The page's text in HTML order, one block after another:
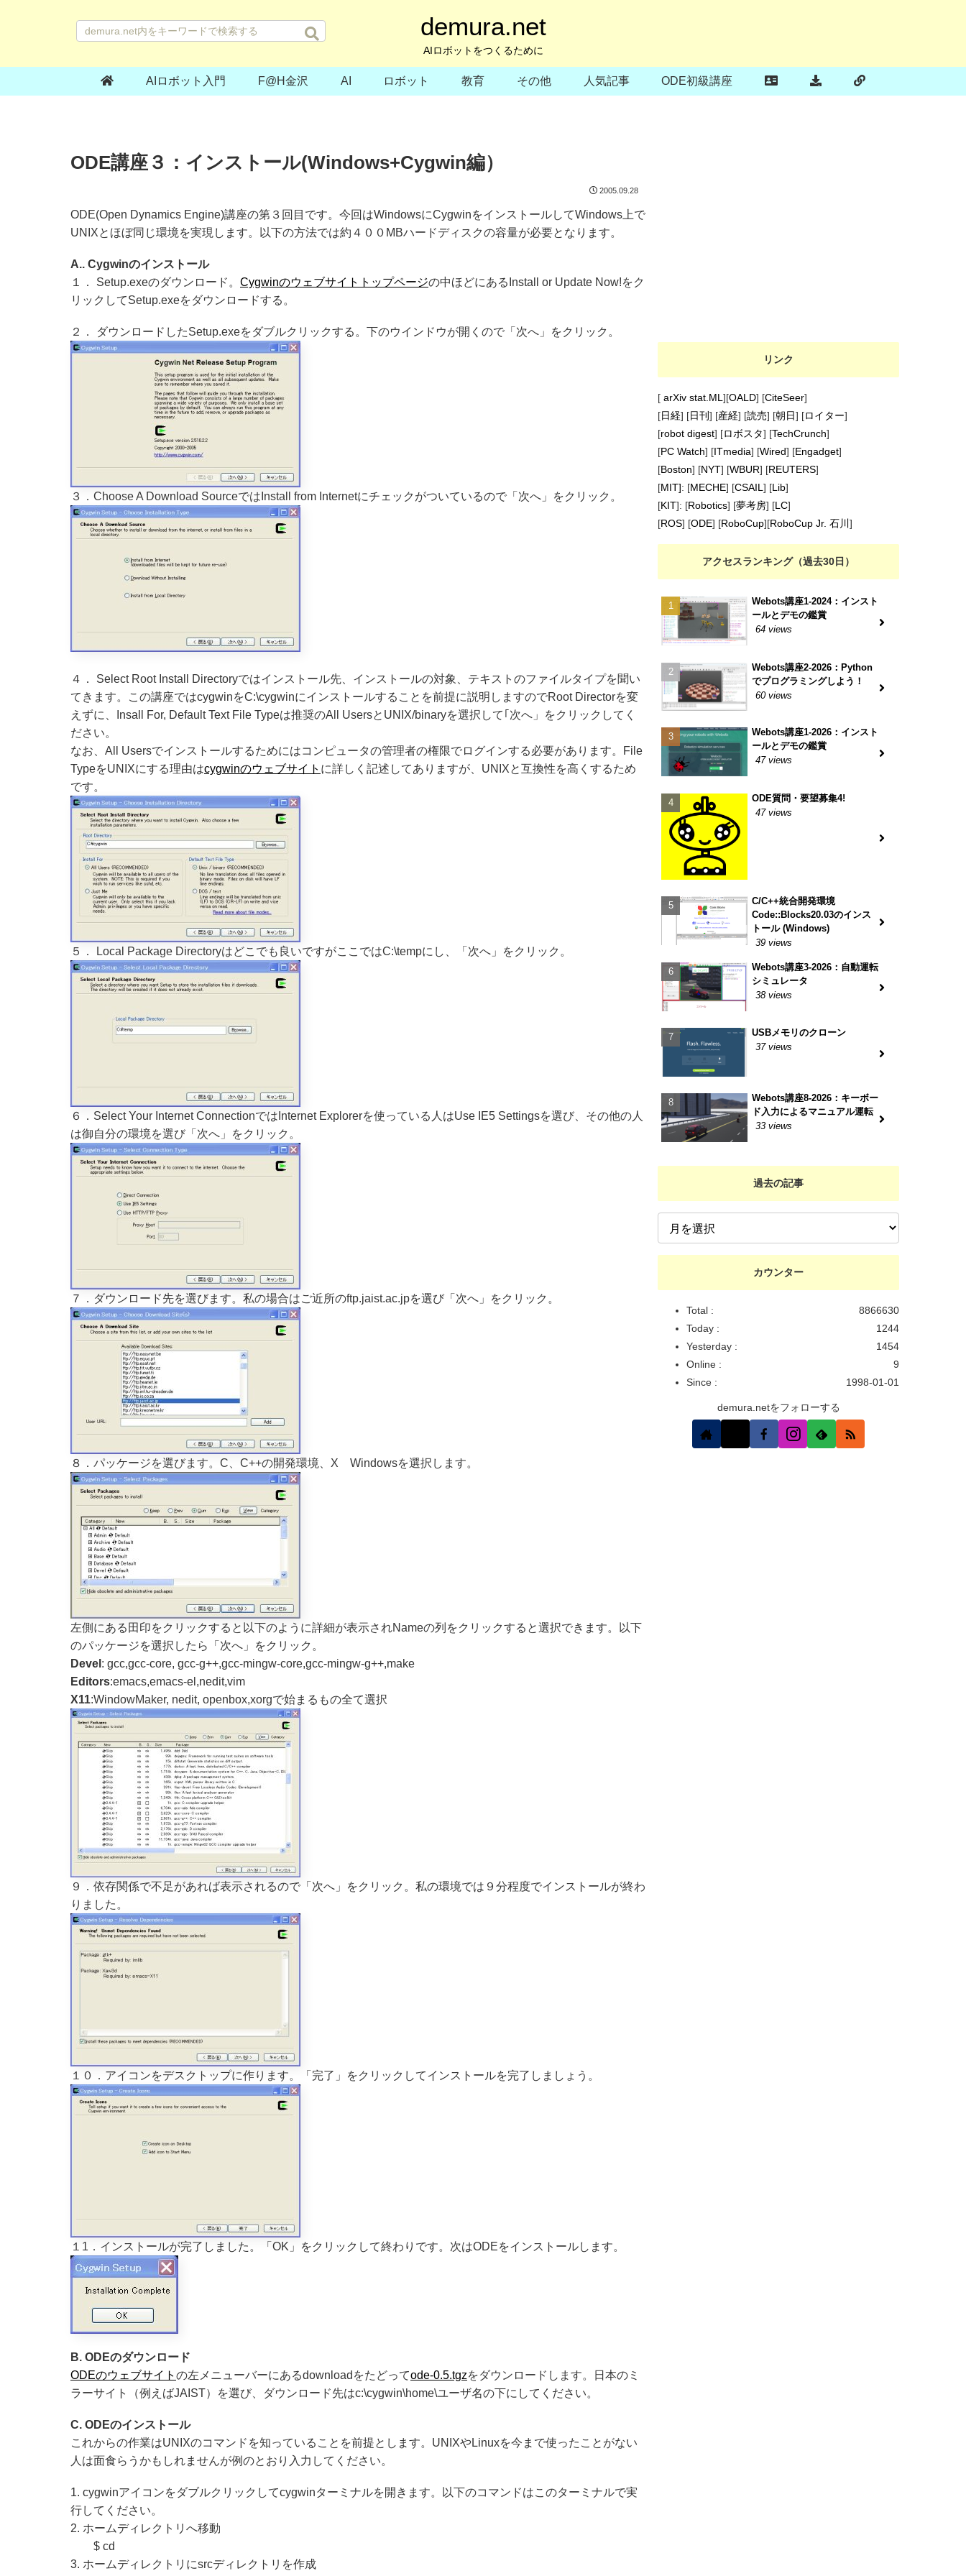
demura.net
AIロボットをつくるために
AIロボット入門 F@H金沢 AI ロボット 教育 その他 人気記事 ODE初級講座
ODE講座３：インストール(Windows+Cygwin編）
2005.09.28
ODE(Open Dynamics Engine)講座の第３回目です。今回はWindowsにCygwinをインストールしてWindows上で
UNIXとほぼ同じ環境を実現します。以下の方法では約４００MBハードディスクの容量が必要となります。
A.. Cygwinのインストール
１． Setup.exeのダウンロード。 Cygwinのウェブサイトトップページの中ほどにあるInstall or Update Now!をク
リックしてSetup.exeをダウンロードする。
２． ダウンロードしたSetup.exeをダブルクリックする。下のウインドウが開くので「次へ」をクリック。
３．Choose A Download SourceではInstall from Internetにチェックがついているので「次へ」をクリック。
４． Select Root Install Directoryではインストール先、インストールの対象、テキストのファイルタイプを聞い
てきます。この講座ではcygwinをC:\cygwinにインストールすることを前提に説明しますのでRoot Directorを変
えずに、Insall For, Default Text File Typeは推奨のAll UsersとUNIX/binaryを選択して｢次へ」をクリックしてく
ださい。
なお、All Usersでインストールするためにはコンピュータの管理者の権限でログインする必要があります。File
TypeをUNIXにする理由はcygwinのウェブサイト に詳しく記述してありますが、UNIXと互換性を高くするため
です。
５． Local Package Directoryはどこでも良いですがここではC:\tempにし、「次へ」をクリック。
６．Select Your Internet ConnectionではInternet Explorerを使っている人はUse IE5 Settingsを選び、その他の人
は御自分の環境を選び「次へ」をクリック。
７．ダウンロード先を選びます。私の場合はご近所のftp.jaist.ac.jpを選び「次へ」をクリック。
８．パッケージを選びます。C、C++の開発環境、X Windowsを選択します。
左側にある田印をクリックすると以下のように詳細が表示されNameの列をクリックすると選択できます。以下
のパッケージを選択したら「次へ」をクリック。
Devel : gcc,gcc-core, gcc-g++,gcc-mingw-core,gcc-mingw-g++,make
Editors:emacs,emacs-el,nedit,vim
X11:WindowMaker, nedit, openbox,xorgで始まるもの全て選択
９．依存関係で不足があれば表示されるので「次へ」をクリック。私の環境では９分程度でインストールが終わ
りました。
１０．アイコンをデスクトップに作ります。「完了」をクリックしてインストールを完了しましょう。
１1．インストールが完了しました。「OK」をクリックして終わりです。次はODEをインストールします。
B. ODEのダウンロード
ODEのウェブサイト の左メニューバーにあるdownloadをたどってode-0.5.tgzをダウンロードします。日本のミ
ラーサイト（例えばJAIST）を選び、ダウンロード先はc:\cygwin\home\ユーザ名の下にしてください。
C. ODEのインストール
これからの作業はUNIXのコマンドを知っていることを前提とします。UNIXやLinuxを今まで使ったことがない
人は面食らうかもしれませんが例のとおり入力してください。
1. cygwinアイコンをダブルクリックしてcygwinターミナルを開きます。以下のコマンドはこのターミナルで実
行してください。
2. ホームディレクトリへ移動
$ cd
3. ホームディレクトリにsrcディレクトリを作成
リンク
[ arXiv stat.ML ][OALD] [CiteSeer]
[日経] [日刊 ] [産経] [読売] [朝日] [ロイター]
[robot digest] [ロボスタ] [TechCrunch]
[PC Watch] [ITmedia] [Wired] [Engadget]
[Boston] [NYT] [WBUR] [REUTERS]
[MIT]: [MECHE] [CSAIL ] [Lib]
[KIT]: [Robotics] [夢考房] [LC]
[ROS] [ODE] [RoboCup][RoboCup Jr. 石川 ]
アクセスランキング（過去30日）
Webots講座1-2024：インスト
ールとデモの鑑賞
64 views
Webots講座2-2026：Python
でプログラミングしよう！
60 views
Webots講座1-2026：インスト
ールとデモの鑑賞
47 views
ODE質問・要望募集4!
47 views
C/C++統合開発環境
Code::Blocks20.03のインス
トール (Windows)
39 views
Webots講座3-2026：自動運転
シミュレータ
38 views
USBメモリのクローン
37 views
Webots講座8-2026：キーボー
ド入力によるマニュアル運転
33 views
過去の記事
カウンター
8866630
Total :
1244
Today :
1454
Yesterday :
9
Online :
1998-01-01
Since :
demura.netをフォローする